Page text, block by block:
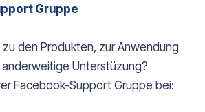
Gruppe
zu den Produkten, zur Anwendung
Unterstüzung?
Facebook-Support Gruppe bei: